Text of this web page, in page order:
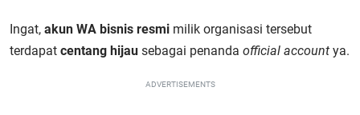
Ingat, akun WA bisnis resmi milik organisasi tersebut
terdapat centang hijau sebagai penanda official account ya.
ADVERTISEMENTS